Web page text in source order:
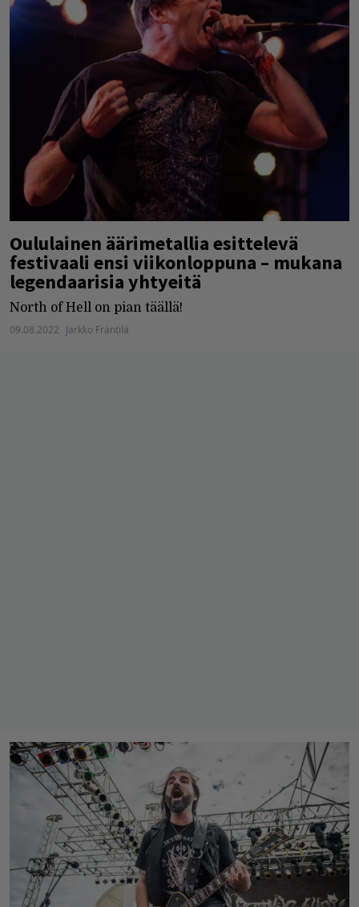
Oululainen äärimetallia esittelevä
festivaali ensi viikonloppuna – mukana
legendaarisia yhtyeitä
North of Hell on pian täällä!
09.08.2022 Jarkko Fräntilä